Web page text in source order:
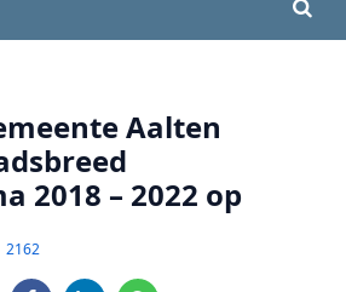
Aalten
2018 – 2022 op
2162